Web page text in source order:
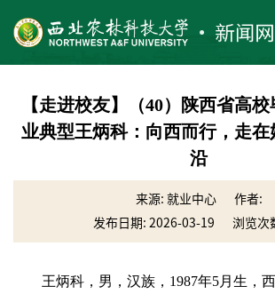
【走进校友】（40）陕西省高
业典型王炳科：向西而行，走
沿
来源: 就业中心
作者:
发布日期: 2026-03-19
浏览次
王炳科，男，汉族，1987年5月生，